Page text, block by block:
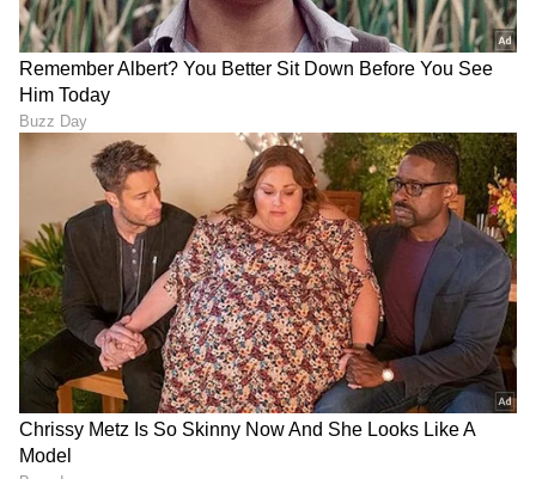
ABOUT THE AUTHOR
Pavna Das
ಮೂಲತಃ ಮಂಗಳೂರಿನವಳು. ಮಂಗಳೂರು ವಿಶ್ವವಿದ್ಯಾನಿಲಯದ
ಪತ್ರಿಕೋದ್ಯಮದ ಸ್ನಾತಕೋತ್ತರ ಪದವಿ . ಕಳೆದ 12 ವರ್ಷಗಳಿಂದ
ಪತ್ರಿಕೆ ಹಾಗೂ ಡಿಜಿಟಲ್ ಮಾಧ್ಯಮಗಳಲ್ಲಿ ಕೆಲಸ . ಸುದ್ದಿ ಬಿಡುಗಡೆ,
ಗಲ್ಫ್ ಕನ್ನಡಿಗ, ಈ ಟಿವಿ ಭಾರತ್, ಕನ್ನಡ ನ್ಯೂಸ್ ನೌ,
ವಿಜಯಕರ್ನಾಟಕದಲ್ಲಿ ಕೆಲಸ ಮಾಡಿದ ಅನುಭವ. ಈಗ ಏಷ್ಯಾನೆಟ್
ಸುವರ್ಣದಲ್ಲಿ ಫ್ರೀಲಾನ್ಸರ್ . ಮನೋರಂಜನೆ, ಲೈಫ್ ಸ್ಟೈಲ್, ಟ್ರಾವೆಲ್
ಬರವಣಿಗೆ ಇಷ್ಟ.
ಗೂಗಲ್ ಜೀವನಶೈಲಿ ಸಂಬಂಧಗಳು ಪ್ರೀತಿ ಮದುವೆ
ಆರೋಗ್ಯ, ಸೌಂದರ್ಯ, ಫಿಟ್‌ನೆಸ್,ಕಿಚನ್ ಟಿಪ್ಸ್‌,
ಸಂಬಂಧ